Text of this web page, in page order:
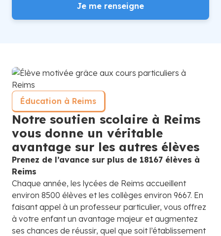
Je me renseigne
Éducation à Reims
Notre soutien scolaire à Reims
vous donne un véritable
avantage sur les autres élèves
Prenez de l’avance sur plus de 18167 élèves à
Reims
Chaque année, les lycées de Reims accueillent
environ 8500 élèves et les collèges environ 9667. En
faisant appel à un professeur particulier, vous offrez
à votre enfant un avantage majeur et augmentez
ses chances de réussir, quel que soit l’établissement